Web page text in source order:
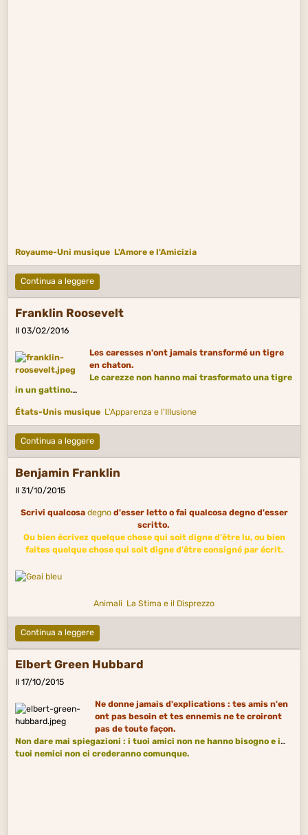
Royaume-Uni musique L'Amore e l'Amicizia
Continua a leggere
Franklin Roosevelt
Il 03/02/2016
Les caresses n'ont jamais transformé un tigre
en chaton.
Le carezze non hanno mai trasformato una tigre
in un gattino.
États-Unis musique L'Apparenza e l'Illusione
Continua a leggere
Benjamin Franklin
Il 31/10/2015
Scrivi qualcosa degnod'esser letto o fai qualcosa degno d'esser
scritto.
Ou bien écrivez quelque chose qui soit digne d'être lu, ou bien
faites quelque chose qui soit digne d'être consigné par écrit.
Animali La Stima e il Disprezzo
Continua a leggere
Elbert Green Hubbard
Il 17/10/2015
Ne donne jamais d'explications : tes amis n'en
ont pas besoin et tes ennemis ne te croiront
pas de toute façon.
Non dare mai spiegazioni : i tuoi amici non ne hanno bisogno e i
tuoi nemici non ci crederanno comunque.